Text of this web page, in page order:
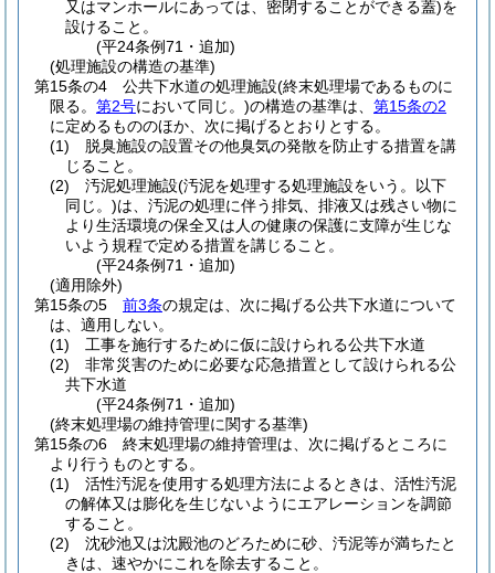
又はマンホールにあっては、密閉することができる蓋)を
設けること。
(平24条例71・追加)
(処理施設の構造の基準)
第15条の4
公共下水道の処理施設(終末処理場であるものに
限る。 第2号において同じ。)の構造の基準は、 第15条の2
に定めるもののほか、次に掲げるとおりとする。
(1)
脱臭施設の設置その他臭気の発散を防止する措置を講
じること。
(2)
汚泥処理施設(汚泥を処理する処理施設をいう。以下
同じ。)は、汚泥の処理に伴う排気、排液又は残さい物に
より生活環境の保全又は人の健康の保護に支障が生じな
いよう規程で定める措置を講じること。
(平24条例71・追加)
(適用除外)
第15条の5
前3条の規定は、次に掲げる公共下水道について
は、適用しない。
(1)
工事を施行するために仮に設けられる公共下水道
(2)
非常災害のために必要な応急措置として設けられる公
共下水道
(平24条例71・追加)
(終末処理場の維持管理に関する基準)
第15条の6
終末処理場の維持管理は、次に掲げるところに
より行うものとする。
(1)
活性汚泥を使用する処理方法によるときは、活性汚泥
の解体又は膨化を生じないようにエアレーションを調節
すること。
(2)
沈砂池又は沈殿池のどろために砂、汚泥等が満ちたと
きは、速やかにこれを除去すること。